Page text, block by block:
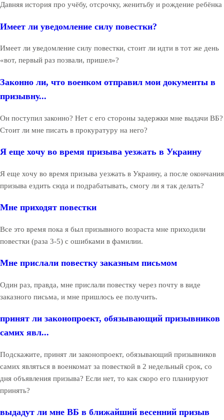
Давняя история про учёбу, отсрочку, женитьбу и рождение ребёнка
Имеет ли уведомление силу повестки?
Имеет ли уведомление силу повестки, стоит ли идти в тот же день
«вот, первый раз позвали, пришел»?
Законно ли, что военком отправил мои документы в
призывну...
Он поступил законно? Нет с его стороны задержки мне выдачи ВБ?
Стоит ли мне писать в прокуратуру на него?
Я еще хочу во время призыва уезжать в Украину
Я еще хочу во время призыва уезжать в Украину, а после окончания
призыва ездить сюда и подрабатывать, смогу ли я так делать?
Мне приходят повестки
Все это время пока я был призывного возраста мне приходили
повестки (раза 3-5) с ошибками в фамилии.
Мне прислали повестку заказным письмом
Один раз, правда, мне прислали повестку через почту в виде
заказного письма, и мне пришлось ее получить.
принят ли законопроект, обязывающий призывников
самих явл...
Подскажите, принят ли законопроект, обязывающий призывников
самих являться в военкомат за повесткой в 2 недельный срок, со
дня объявления призыва? Если нет, то как скоро его планируют
принять?
выдадут ли мне ВБ в ближайший весенний призыв